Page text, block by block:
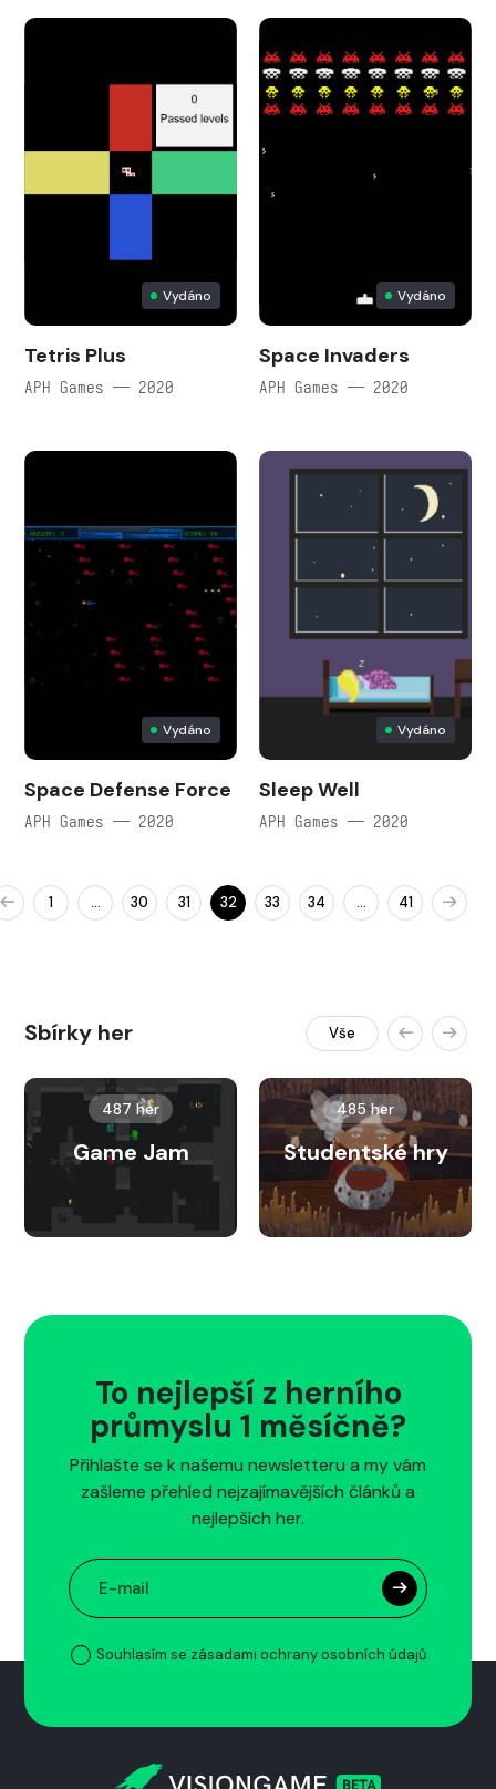
Vydáno
Tetris Plus
APH Games — 2020
Vydáno
Space Invaders
APH Games — 2020
Vydáno
Space Defense Force
APH Games — 2020
Vydáno
Sleep Well
APH Games — 2020
1 … 30 31 32 33 34 … 41
Sbírky her Vše
487 her
Game Jam
485 her
Studentské hry
To nejlepší z herního
průmyslu 1 měsíčně?
Přihlašte se k našemu newsletteru a my vám
zašleme přehled nejzajímavějších článků a
nejlepších her.
Souhlasím se zásadami ochrany osobních údajů